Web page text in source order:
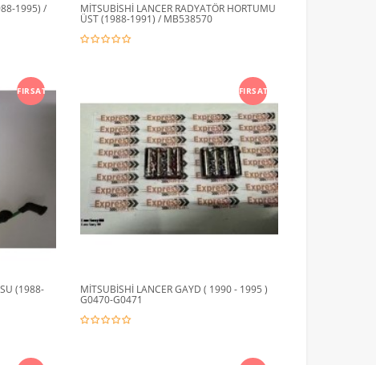
1995) / MİTSUBİSHİ LANCER RADYATÖR HORTUMU
ÜST (1988-1991) / MB538570
FIRSAT
(1988-
FIRSAT
MİTSUBİSHİ LANCER GAYD ( 1990 - 1995 )
G0470-G0471